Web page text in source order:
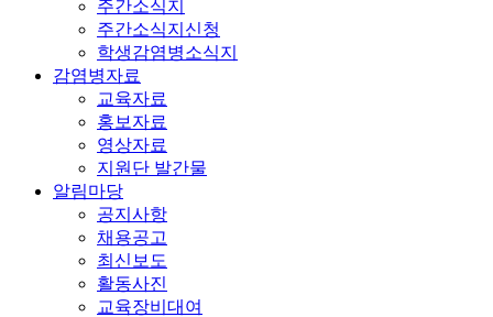
주간소식지
주간소식지신청
학생감염병소식지
감염병자료
교육자료
홍보자료
영상자료
지원단 발간물
알림마당
공지사항
채용공고
최신보도
활동사진
교육장비대여